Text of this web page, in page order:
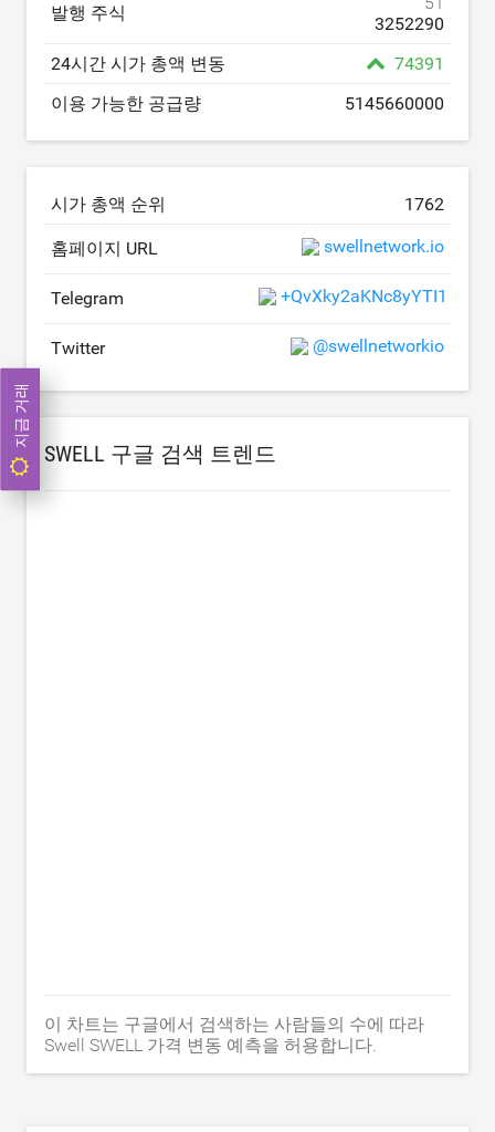
발행 주식
3252290
24시간 시가 총액 변동
74391
이용 가능한 공급량
5145660000
시가 총액 순위 1762
홈페이지 URL swellnetwork.io
Telegram +QvXky2aKNc8yYTI1
Twitter @swellnetworkio
SWELL 구글 검색 트렌드
이 차트는 구글에서 검색하는 사람들의 수에 따라
Swell SWELL 가격 변동 예측을 허용합니다.
지금 거래